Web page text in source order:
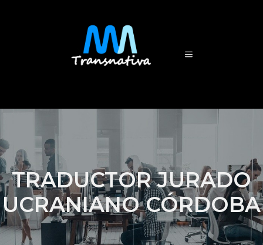
TRADUCTOR JURADO
UCRANIANO CÓRDOBA